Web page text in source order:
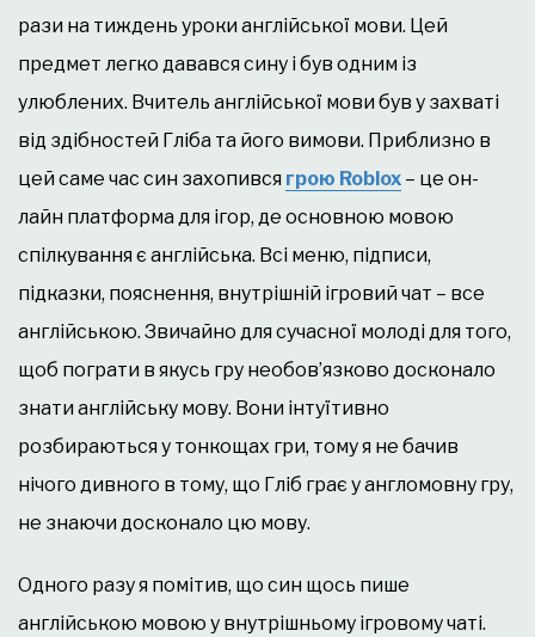
рази на тиждень уроки англійської мови. Цей
предмет легко давався сину і був одним із
улюблених. Вчитель англійської мови був у захваті
від здібностей Гліба та його вимови. Приблизно в
цей саме час син захопився грою Roblox – це он-
лайн платформа для ігор, де основною мовою
спілкування є англійська. Всі меню, підписи,
підказки, пояснення, внутрішній ігровий чат – все
англійською. Звичайно для сучасної молоді для того,
щоб пограти в якусь гру необов’язково досконало
знати англійську мову. Вони інтуїтивно
розбираються у тонкощах гри, тому я не бачив
нічого дивного в тому, що Гліб грає у англомовну гру,
не знаючи досконало цю мову.
Одного разу я помітив, що син щось пише
англійською мовою у внутрішньому ігровому чаті.